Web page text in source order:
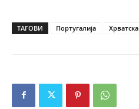
ТАГОВИ Португалија Хрватска